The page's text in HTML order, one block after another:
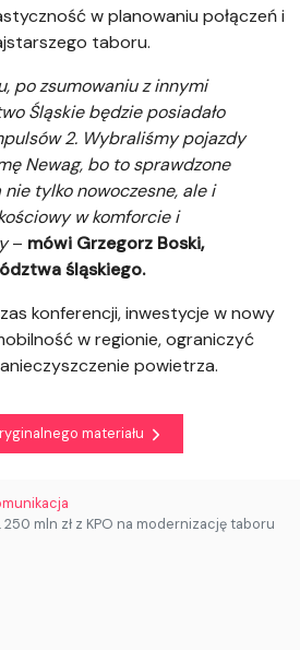
w planowaniu połączeń i
taboru.
po zsumowaniu z innymi
Śląskie będzie posiadało
2. Wybraliśmy pojazdy
Newag, bo to sprawdzone
tylko nowoczesne, ale i
w komforcie i
– mówi Grzegorz Boski,
śląskiego.
konferencji, inwestycje w nowy
w regionie, ograniczyć
powietrza.
materiału
mln zł z KPO na modernizację taboru